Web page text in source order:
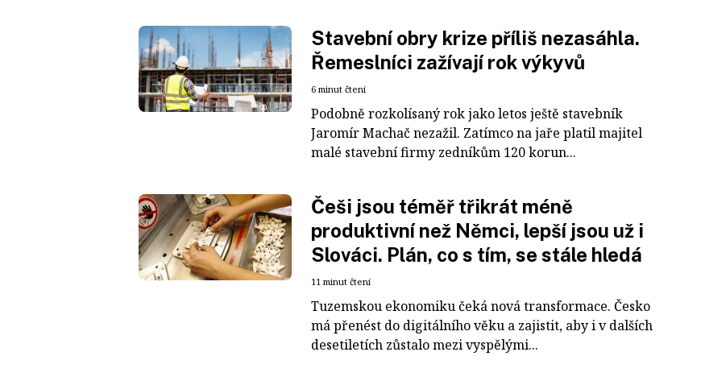
Stavební obry krize příliš nezasáhla.
Řemeslníci zažívají rok výkyvů
6 minut čtení
Podobně rozkolísaný rok jako letos ještě stavebník
Jaromír Machač nezažil. Zatímco na jaře platil majitel
malé stavební firmy zedníkům 120 korun...
Češi jsou téměř třikrát méně
produktivní než Němci, lepší jsou už i
Slováci. Plán, co s tím, se stále hledá
11 minut čtení
Tuzemskou ekonomiku čeká nová transformace. Česko
má přenést do digitálního věku a zajistit, aby i v dalších
desetiletích zůstalo mezi vyspělými...